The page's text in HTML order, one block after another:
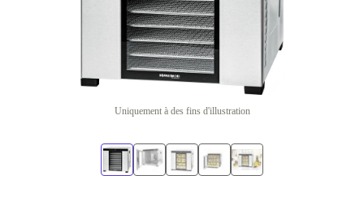
Uniquement à des fins d'illustration